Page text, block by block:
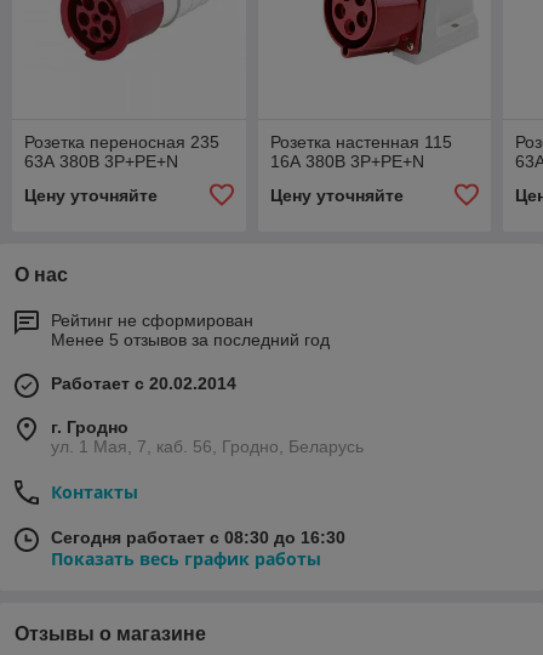
Розетка переносная 235
63А 380В 3Р+PE+N
Цену уточняйте
Розетка настенная 115
16А 380В 3Р+PE+N
Цену уточняйте
О нас
Рейтинг не сформирован
Менее 5 отзывов за последний год
Работает с 20.02.2014
г. Гродно
ул. 1 Мая, 7, каб. 56, Гродно, Беларусь
Контакты
Сегодня работает с 08:30 до 16:30
Показать весь график работы
Отзывы о магазине